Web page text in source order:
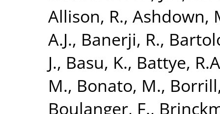
Allison, R., Ashdown,
A.J., Banerji, R.,
J., Basu, K., Battye,
M., Bonato, M.,
Boulanger, F.,